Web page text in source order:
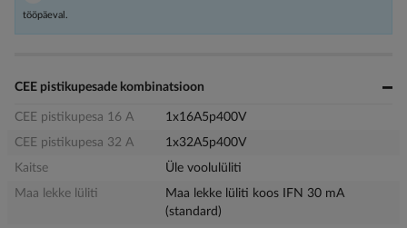
tööpäeval.
CEE pistikupesade kombinatsioon
CEE pistikupesa 16 A
1x16A5p400V
CEE pistikupesa 32 A
1x32A5p400V
Kaitse
Üle voolulüliti
Maa lekke lüliti
Maa lekke lüliti koos IFN 30 mA
(standard)